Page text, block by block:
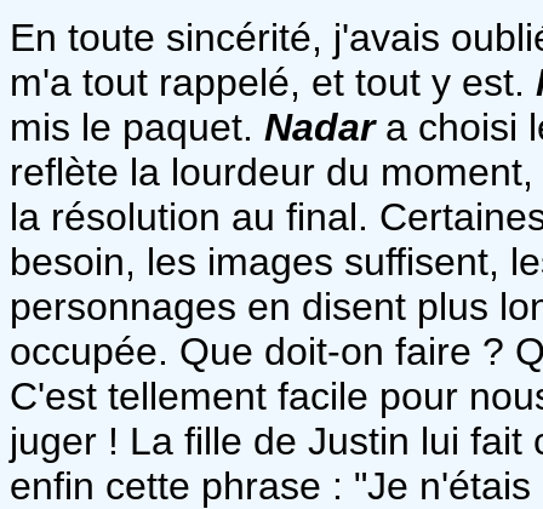
En toute sincérité, j'avais
m'a tout rappelé, et tout y est.
mis le paquet. Nadara choisi
reflète la lourdeur du
la résolution au final.
besoin, les images suffisent,
personnages en disent plus
occupée. Que doit-on faire ?
C'est tellement facile pour
juger ! La fille de Justin lui
enfin cette phrase : "Je